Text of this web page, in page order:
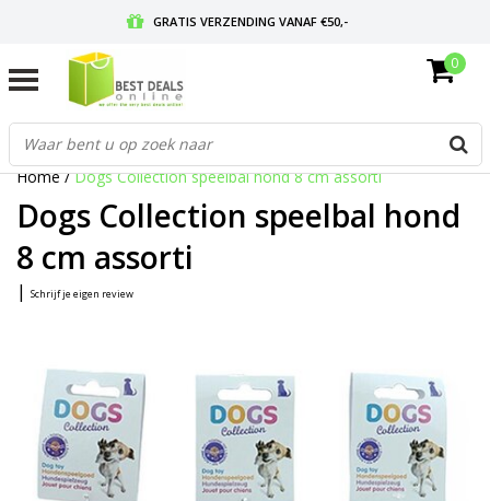
GRATIS VERZENDING VANAF €50,-
GRATIS RETOURNEREN EN 30 DAGEN BEDENKTIJD
0
Home/Dogs Collection speelbal hond 8 cm assorti
Dogs Collection speelbal hond
8 cm assorti
| Schrijf je eigen review